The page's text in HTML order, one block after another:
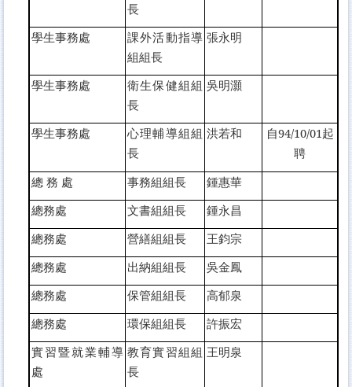
長
學生事務處
課外活動指導
組組長
張永明
學生事務處
衛生保健組組
長
吳明灝
學生事務處
心理輔導組組
長
洪若和
自94/10/01起
聘
總 務 處
事務組組長
鍾惠華
總務處
文書組組長
鍾永昌
總務處
營繕組組長
王鈞宗
總務處
出納組組長
吳金鳳
總務處
保管組組長
高郁泉
總務處
環保組組長
許振宏
實習暨就業輔導
處
教育實習組組
長
王明泉